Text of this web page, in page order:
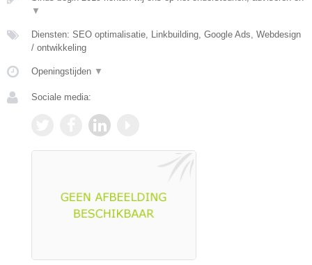
▼
Diensten: SEO optimalisatie, Linkbuilding, Google Ads, Webdesign
/ ontwikkeling
Openingstijden ▼
Sociale media: